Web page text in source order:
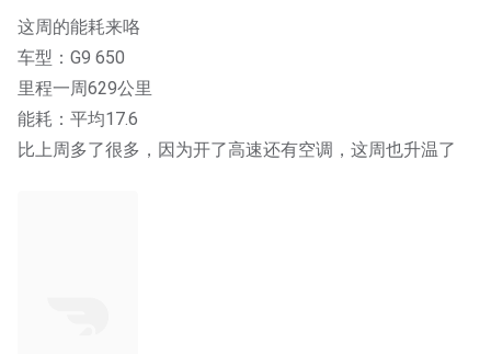
这周的能耗来咯
车型：G9 650
里程一周629公里
能耗：平均17.6
比上周多了很多，因为开了高速还有空调，这周也升温了